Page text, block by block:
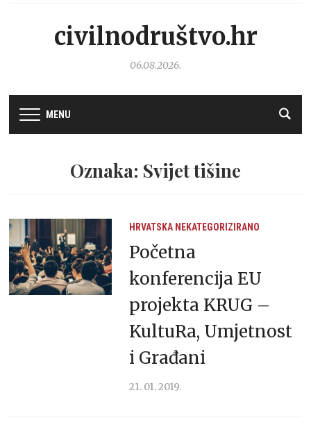
civilnodruštvo.hr
06.08.2026.
MENU
Oznaka: Svijet tišine
HRVATSKA NEKATEGORIZIRANO
Početna
konferencija EU
projekta KRUG –
KultuRa, Umjetnost
i Građani
21. 01. 2019.